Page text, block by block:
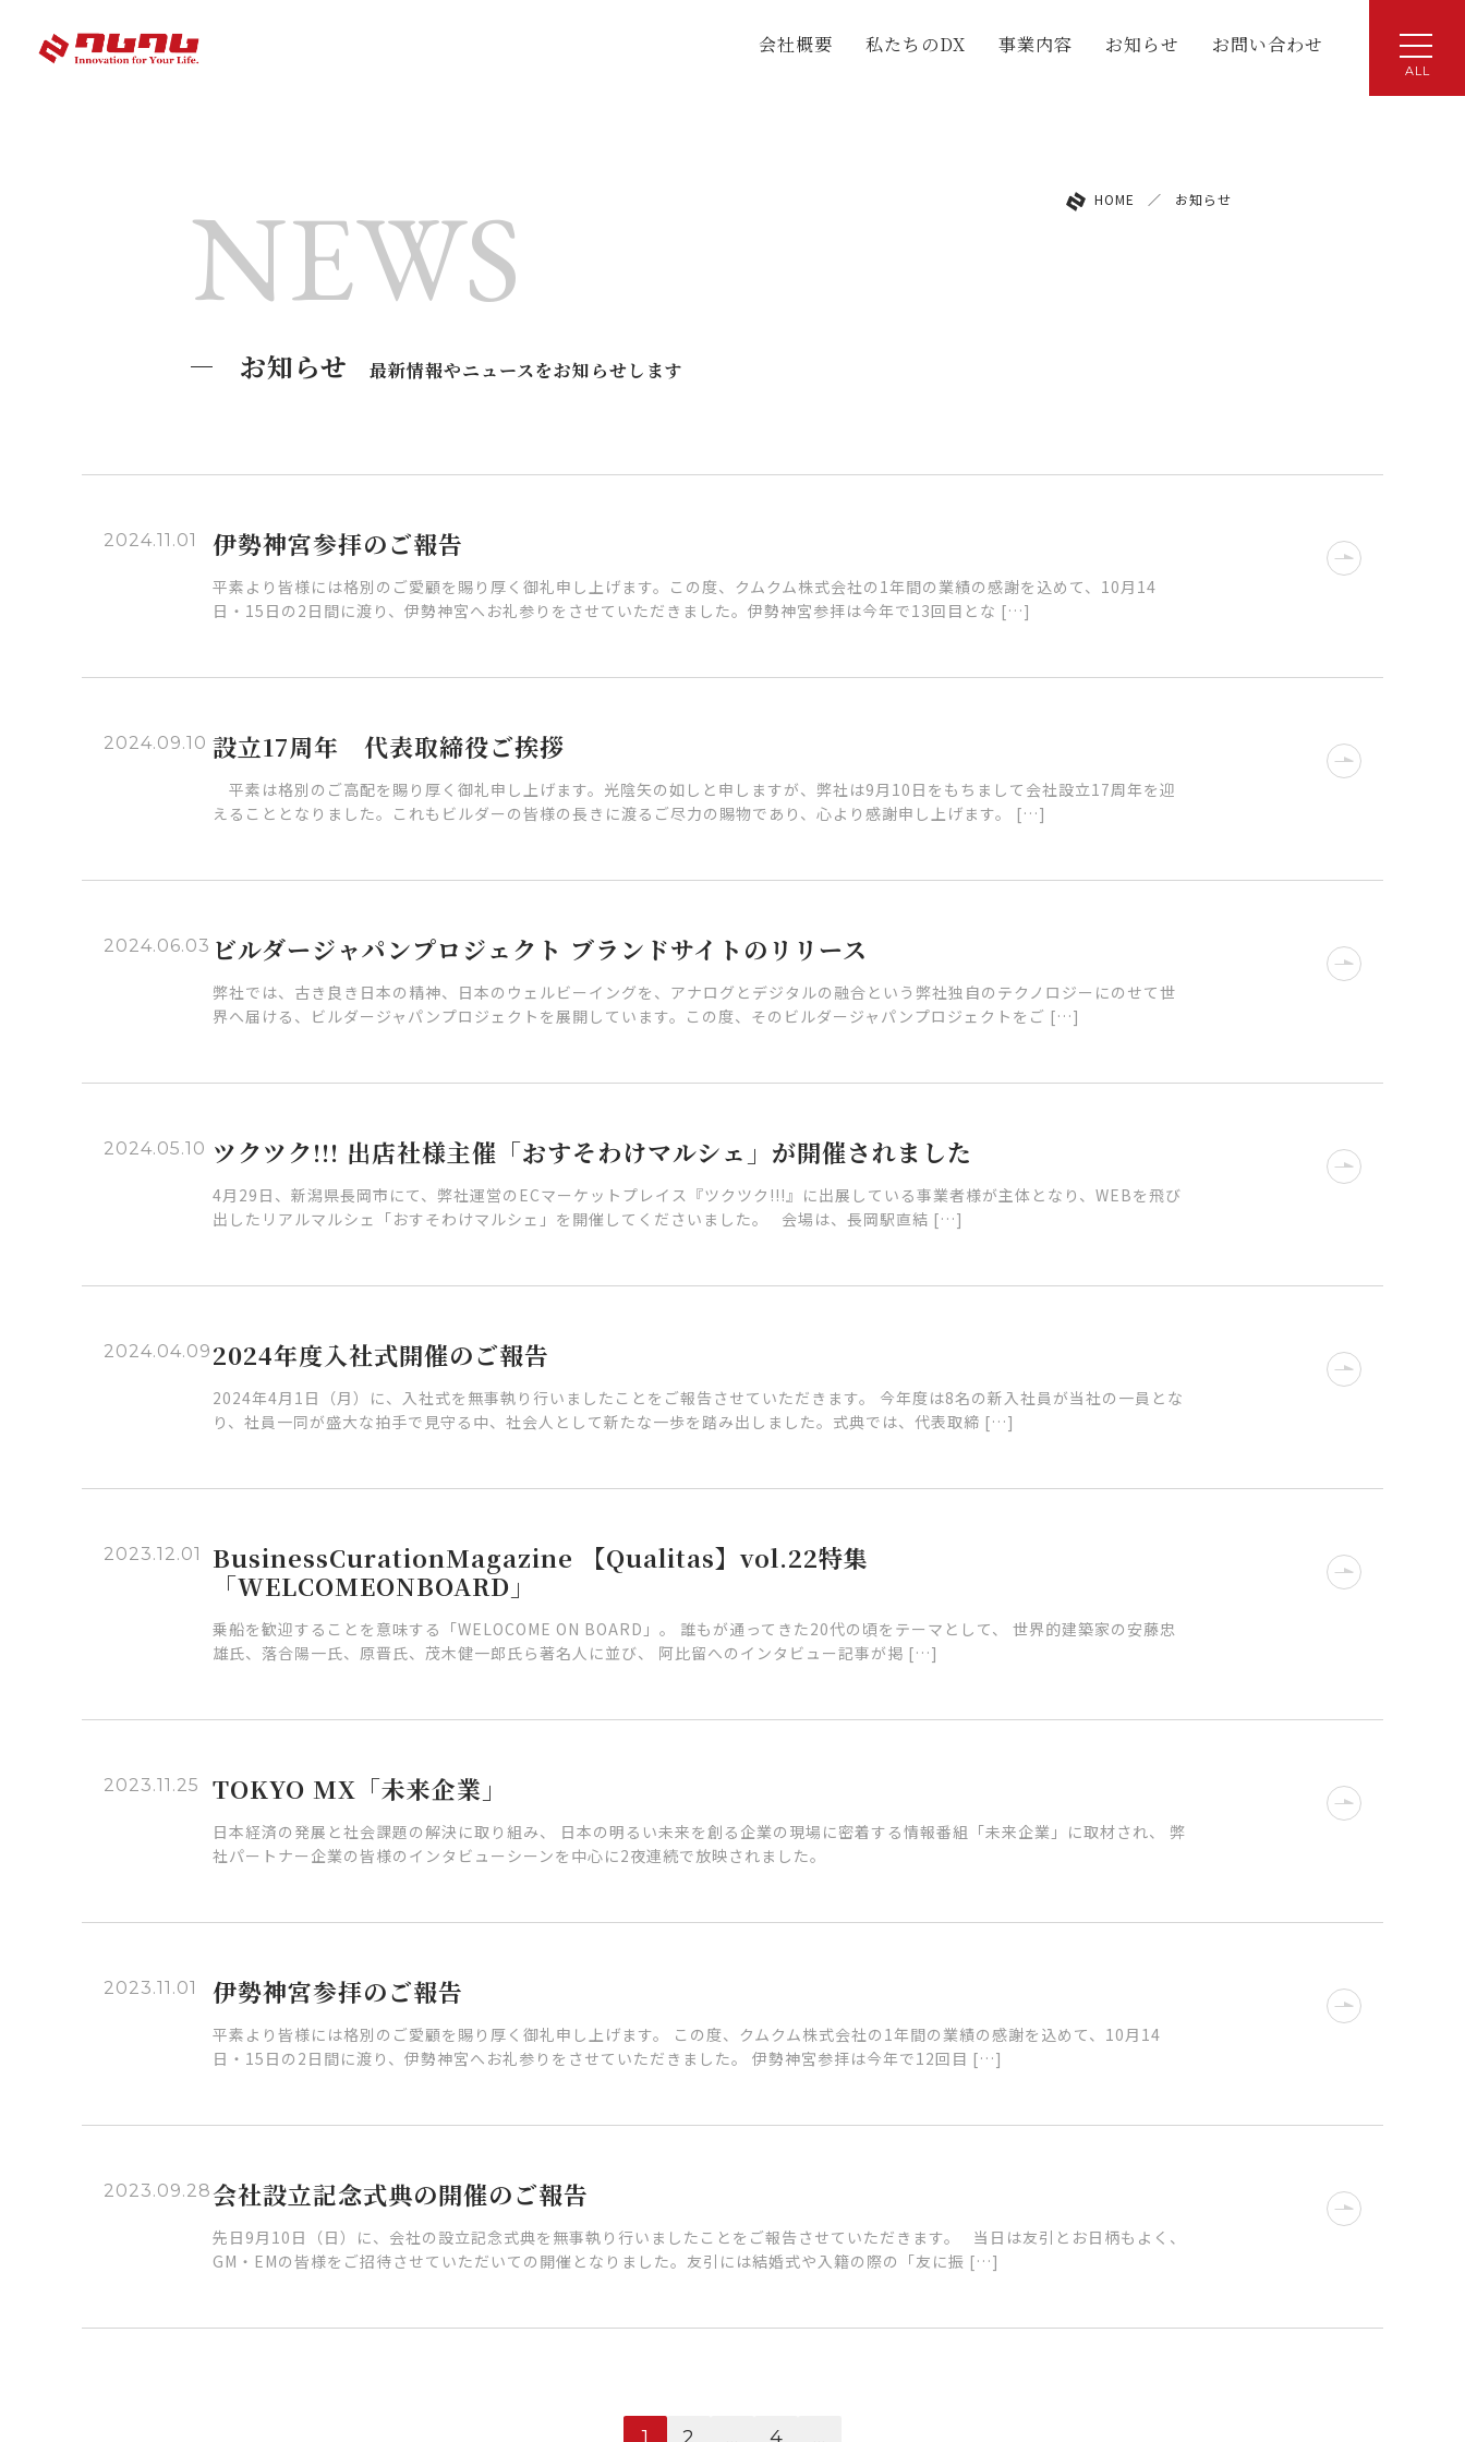
会社概要 私たちのDX 事業内容 お知らせ お問い合わせ
ALL
HOME ／ お知らせ
NEWS
お知らせ 最新情報やニュースをお知らせします
2024.11.01 伊勢神宮参拝のご報告
平素より皆様には格別のご愛顧を賜り厚く御礼申し上げます。この度、クムクム株式会社の1年間の業績の感謝を込めて、10月14
日・15日の2日間に渡り、伊勢神宮へお礼参りをさせていただきました。伊勢神宮参拝は今年で13回目とな […]
2024.09.10 設立17周年 代表取締役ご挨拶
平素は格別のご高配を賜り厚く御礼申し上げます。光陰矢の如しと申しますが、弊社は9月10日をもちまして会社設立17周年を迎
えることとなりました。これもビルダーの皆様の長きに渡るご尽力の賜物であり、心より感謝申し上げます。 […]
2024.06.03 ビルダージャパンプロジェクト ブランドサイトのリリース
弊社では、古き良き日本の精神、日本のウェルビーイングを、アナログとデジタルの融合という弊社独自のテクノロジーにのせて世
界へ届ける、ビルダージャパンプロジェクトを展開しています。この度、そのビルダージャパンプロジェクトをご […]
2024.05.10 ツクツク!!! 出店社様主催「おすそわけマルシェ」が開催されました
4月29日、新潟県長岡市にて、弊社運営のECマーケットプレイス『ツクツク!!!』に出展している事業者様が主体となり、WEBを飛び
出したリアルマルシェ「おすそわけマルシェ」を開催してくださいました。 会場は、長岡駅直結 […]
2024.04.09 2024年度入社式開催のご報告
2024年4月1日（月）に、入社式を無事執り行いましたことをご報告させていただきます。 今年度は8名の新入社員が当社の一員とな
り、社員一同が盛大な拍手で見守る中、社会人として新たな一歩を踏み出しました。式典では、代表取締 […]
2023.12.01
BusinessCurationMagazine 【Qualitas】vol.22特集
「WELCOMEONBOARD」
乗船を歓迎することを意味する「WELOCOME ON BOARD」。 誰もが通ってきた20代の頃をテーマとして、 世界的建築家の安藤忠
雄氏、落合陽一氏、原晋氏、茂木健一郎氏ら著名人に並び、 阿比留へのインタビュー記事が掲 […]
2023.11.25 TOKYO MX「未来企業」
日本経済の発展と社会課題の解決に取り組み、 日本の明るい未来を創る企業の現場に密着する情報番組「未来企業」に取材され、 弊
社パートナー企業の皆様のインタビューシーンを中心に2夜連続で放映されました。
2023.11.01 伊勢神宮参拝のご報告
平素より皆様には格別のご愛顧を賜り厚く御礼申し上げます。 この度、クムクム株式会社の1年間の業績の感謝を込めて、10月14
日・15日の2日間に渡り、伊勢神宮へお礼参りをさせていただきました。 伊勢神宮参拝は今年で12回目 […]
2023.09.28会社設立記念式典の開催のご報告
先日9月10日（日）に、会社の設立記念式典を無事執り行いましたことをご報告させていただきます。 当日は友引とお日柄もよく、
GM・EMの皆様をご招待させていただいての開催となりました。友引には結婚式や入籍の際の「友に振 […]
1 2 … 4 ...